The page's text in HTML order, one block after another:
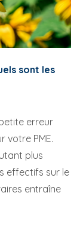
sont les
erreur
votre PME.
plus
effectifs sur le
entraîne